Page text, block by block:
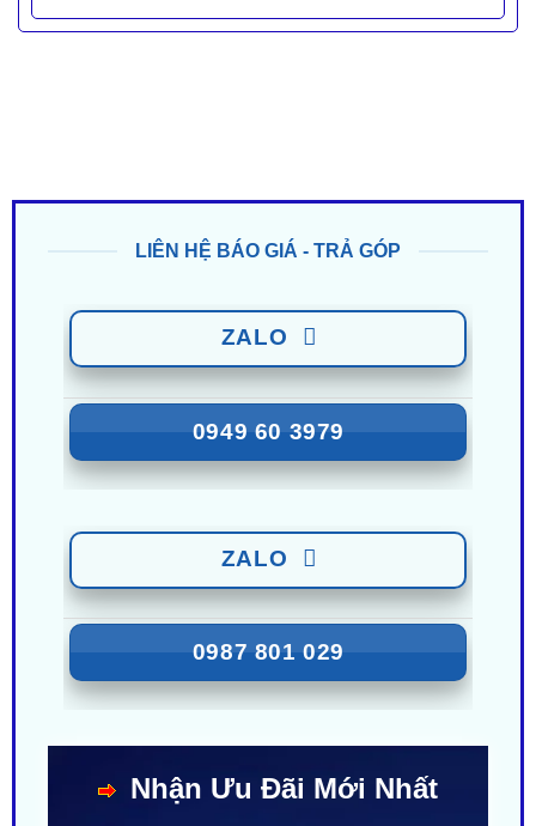
LIÊN HỆ BÁO GIÁ - TRẢ GÓP
ZALO
0949 60 3979
ZALO
0987 801 029